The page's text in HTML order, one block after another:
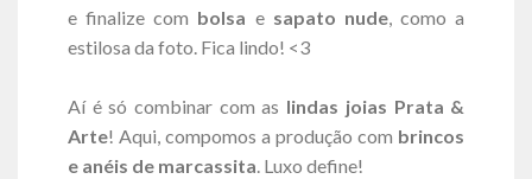
e finalize com bolsa esapato nude, como a
estilosa da foto. Fica lindo! <3
Aí é só combinar com as lindas joias Prata &
Arte! Aqui, compomos a produção com brincos
e anéis de marcassita. Luxo define!